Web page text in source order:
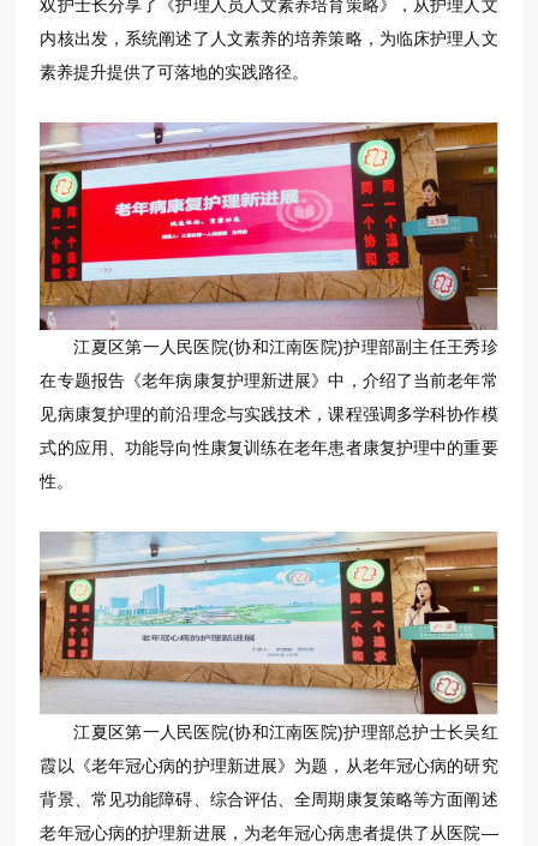
双护士长分享了《护理人员人文素养培育策略》，从护理人文
内核出发，系统阐述了人文素养的培养策略，为临床护理人文
素养提升提供了可落地的实践路径。
江夏区第一人民医院(协和江南医院)护理部副主任王秀珍
在专题报告《老年病康复护理新进展》中，介绍了当前老年常
见病康复护理的前沿理念与实践技术，课程强调多学科协作模
式的应用、功能导向性康复训练在老年患者康复护理中的重要
性。
江夏区第一人民医院(协和江南医院)护理部总护士长吴红
霞以《老年冠心病的护理新进展》为题，从老年冠心病的研究
背景、常见功能障碍、综合评估、全周期康复策略等方面阐述
老年冠心病的护理新进展，为老年冠心病患者提供了从医院—